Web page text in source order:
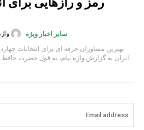
سایر اخبار ویژه
بهترین مشاوران حرفه ای برای انتخابات
ایران به گزارش واژه پیام، به قول حضرت